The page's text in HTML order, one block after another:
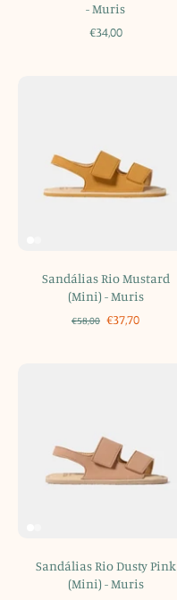
- Muris
€34,00
Sandálias Rio Mustard
(Mini) - Muris
€58,00 €37,70
Sandálias Rio Dusty Pink
(Mini) - Muris